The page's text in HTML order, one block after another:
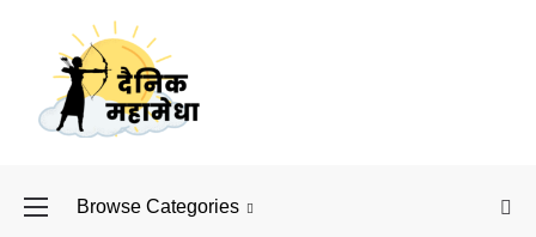
Browse Categories